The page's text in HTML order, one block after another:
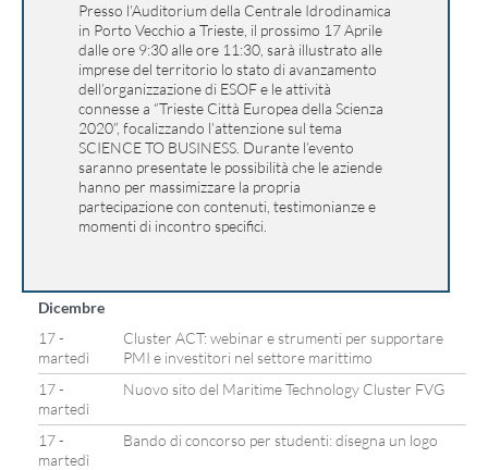
Presso l’Auditorium della Centrale Idrodinamica
in Porto Vecchio a Trieste, il prossimo 17 Aprile
dalle ore 9:30 alle ore 11:30, sarà illustrato alle
imprese del territorio lo stato di avanzamento
dell’organizzazione di ESOF e le attività
connesse a “Trieste Città Europea della Scienza
2020”, focalizzando l’attenzione sul tema
SCIENCE TO BUSINESS. Durante l’evento
saranno presentate le possibilità che le aziende
hanno per massimizzare la propria
partecipazione con contenuti, testimonianze e
momenti di incontro specifici.
Dicembre
17 -
martedì
Cluster ACT: webinar e strumenti per supportare
PMI e investitori nel settore marittimo
17 -
martedì
Nuovo sito del Maritime Technology Cluster FVG
17 -
martedì
Bando di concorso per studenti: disegna un logo